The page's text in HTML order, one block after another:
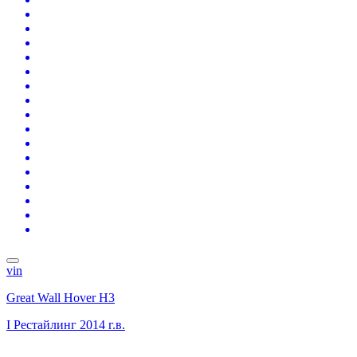
vin
Great Wall Hover H3
I Рестайлинг 2014 г.в.